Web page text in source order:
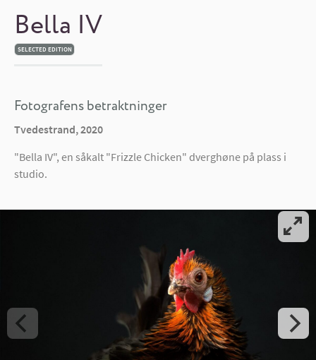
Bella IV
SELECTED EDITION
Fotografens betraktninger
Tvedestrand, 2020
"Bella IV", en såkalt "Frizzle Chicken" dverghøne på plass i
studio.